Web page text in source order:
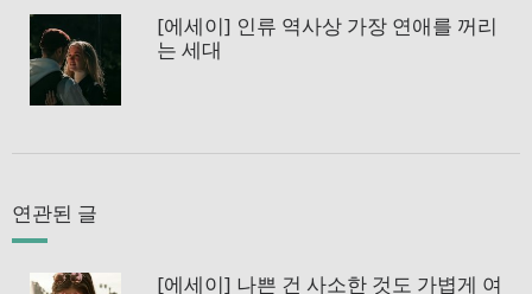
[에세이] 인류 역사상 가장 연애를 꺼리
는 세대
연관된 글
[에세이] 나쁜 건 사소한 것도 가볍게 여